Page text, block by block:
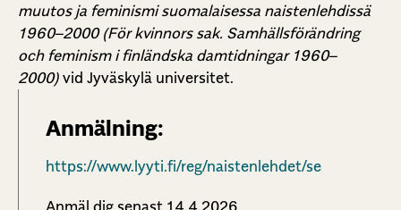
muutos ja feminismi suomalaisessa naistenlehdissä
1960–2000 (För kvinnors sak. Samhällsförändring
och feminism i finländska damtidningar 1960–
2000) vid Jyväskylä universitet.
Anmälning:
https://www.lyyti.fi/reg/naistenlehdet/se
Anmäl dig senast 14.4.2026